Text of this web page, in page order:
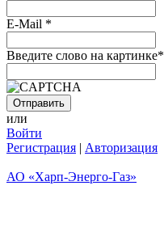
E-Mail *
Введите слово на картинке*
или
Войти
Регистрация | Авторизация
АО «Харп-Энерго-Газ»